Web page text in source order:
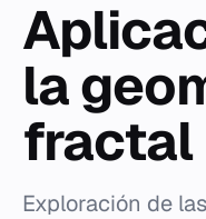
la
fractal
Exploración de